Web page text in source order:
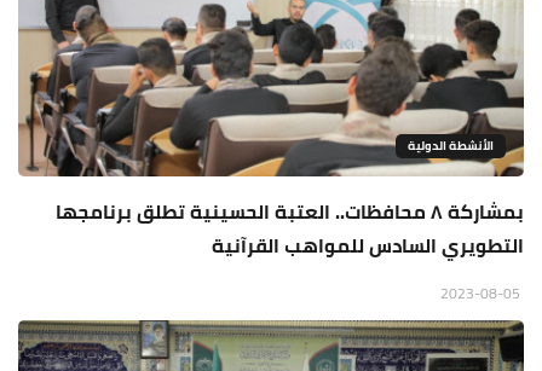
الأنشطة الدولية
بمشاركة ٨ محافظات.. العتبة الحسينية تطلق برنامجها
التطويري السادس للمواهب القرآنية